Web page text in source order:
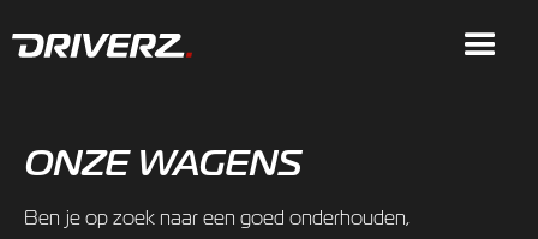
ONZE WAGENS
Ben je op zoek naar een goed onderhouden,